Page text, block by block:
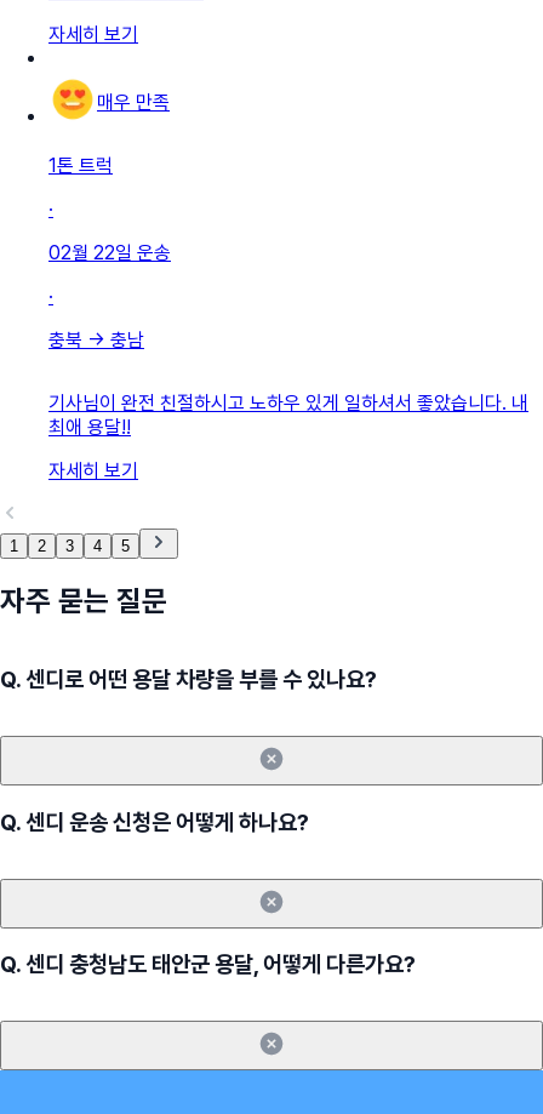
자세히 보기
매우 만족
1톤 트럭
·
02월 22일 운송
·
충북 → 충남
기사님이 완전 친절하시고 노하우 있게 일하셔서 좋았습니다. 내
최애 용달!!
자세히 보기
1 2 3 4 5
자주 묻는 질문
Q.센디로 어떤 용달 차량을 부를 수 있나요?
Q.센디 운송 신청은 어떻게 하나요?
Q.센디 충청남도 태안군 용달, 어떻게 다른가요?